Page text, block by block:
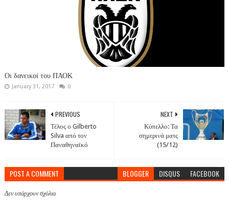
Οι δανεικοί του ΠΑΟΚ
January 31, 2017 0
NEXT
Κύπελλο: Τα
σημερινά ματς
(15/12)
PREVIOUS
Τέλος ο Gilberto
Silva από τον
Παναθηναϊκό
POST A COMMENT BLOGGER DISQUS FACEBOOK
Δεν υπάρχουν σχόλια